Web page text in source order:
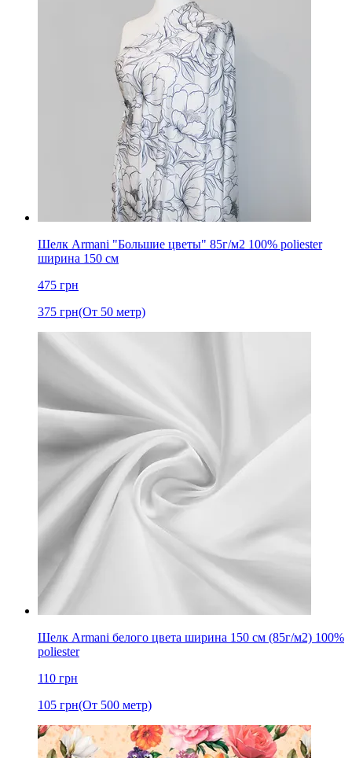
Шелк Armani "Большие цветы" 85г/м2 100% poliester
ширина 150 см
475 грн
375 грн(От 50 метр)
Шелк Armani белого цвета ширина 150 см (85г/м2) 100%
poliester
110 грн
105 грн(От 500 метр)